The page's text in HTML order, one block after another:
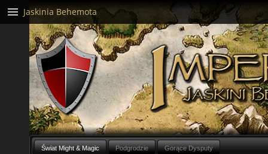
Świat Might & Magic Podgrodzie Gorące Dysputy
Jaskinia Behemota